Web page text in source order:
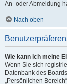
An- oder Abmeldung
Nach oben
Wie kann ich meine
Wenn Sie sich
Datenbank des
„Persönlichen